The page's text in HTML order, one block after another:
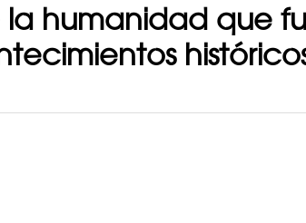
humanidad que